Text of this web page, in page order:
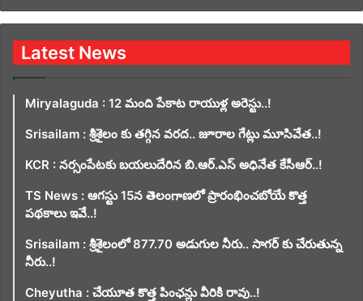
Latest News
Miryalaguda : 12 మంది పేకాట రాయుళ్ల అరెస్టు..!
Srisailam : శ్రీశైలం కు తగ్గిన వరద.. జూరాల గేట్లు మూసివేత..!
KCR : నర్సంపేటకు బయలుదేరిన బి.ఆర్.ఎస్ అధినేత కేసీఆర్..!
TS News : ఆగస్టు 15న తెలంగాణలో ప్రారంభించబోయే కొత్త
పథకాలు ఇవే..!
Srisailam : శ్రీశైలంలో 877.70 అడుగుల నీరు.. సాగర్ కు చేరుతున్న
నీరు..!
Cheyutha : చేయూత కొత్త పింఛన్లు వీరికి రావు..!